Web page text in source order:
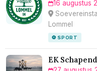
16 augustus
Lommel
⚽ SPORT
EK